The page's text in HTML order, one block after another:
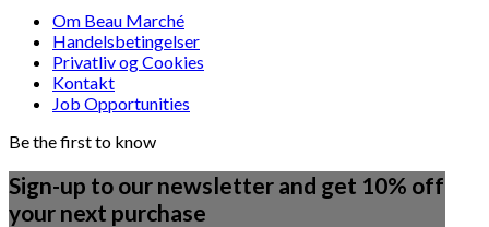
Om Beau Marché
Handelsbetingelser
Privatliv og Cookies
Kontakt
Job Opportunities
Be the first to know
Sign-up to our newsletter and get 10% off
your next purchase